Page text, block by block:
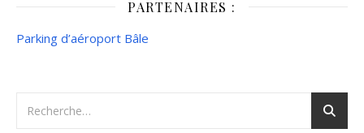
PARTENAIRES :
Parking d’aéroport Bâle